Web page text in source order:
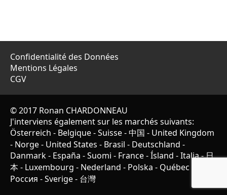
Confidentialité des Données
Mentions Légales
CGV
© 2017 Ronan CHARDONNEAU
J'interviens également sur les marchés suivants:
Österreich - Belgique-Suisse-中国 - United Kingdom
- Norge- United States - Brasil - Deutschland -
Danmark- España -Suomi - France-Ísland -Italia-日
本- Luxembourg - Nederland - Polska - Québec
Россия -Sverige- 台灣